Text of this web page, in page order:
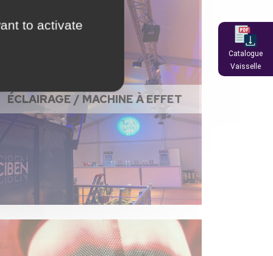
ÉCLAIRAGE / MACHINE À EFFET
Catalogue
Vaisselle
to activate